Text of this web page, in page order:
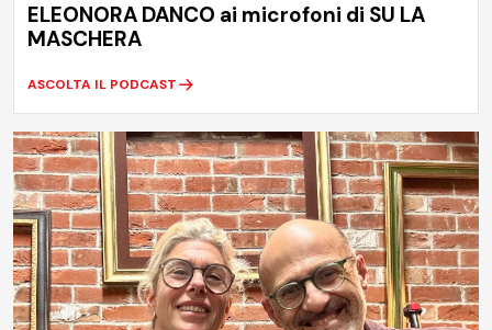
ELEONORA DANCO ai microfoni di SU LA
MASCHERA
ASCOLTA IL PODCAST